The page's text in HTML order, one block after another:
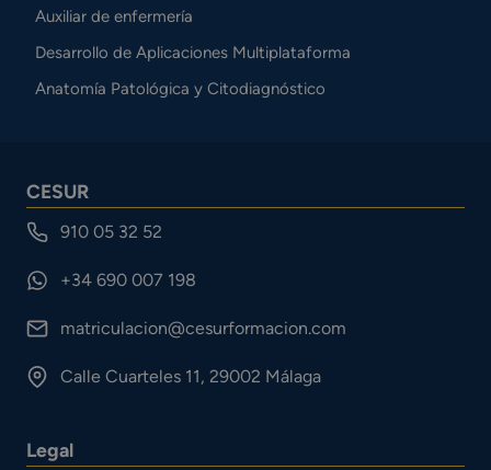
Auxiliar de enfermería
Desarrollo de Aplicaciones Multiplataforma
Anatomía Patológica y Citodiagnóstico
CESUR
910 05 32 52
+34 690 007 198
matriculacion@cesurformacion.com
Calle Cuarteles 11, 29002 Málaga
Legal